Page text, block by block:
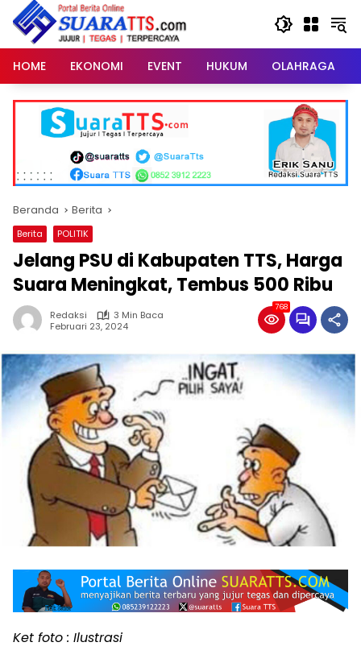
Langsung
konten
HOME
EKONOMI EVENT HUKUM OLAHRAGA
Beranda Berita
Berita POLITIK
Jelang PSU di Kabupaten TTS, Harga
Suara Meningkat, Tembus 500 Ribu
Redaksi
3 Min Baca
Februari 23, 2024
768
Ket foto : Ilustrasi